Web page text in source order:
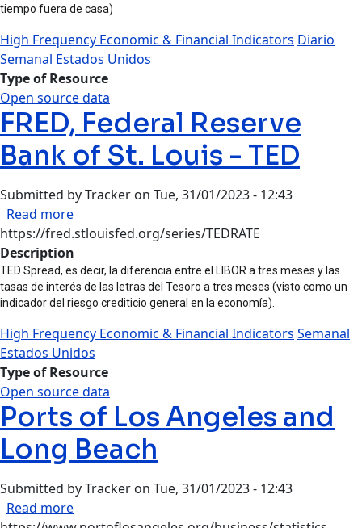
tiempo fuera de casa)
High Frequency Economic & Financial Indicators Diario
Semanal Estados Unidos
Type of Resource
Open source data
FRED, Federal Reserve
Bank of St. Louis - TED
Submitted byTracker on Tue, 31/01/2023 - 12:43
Read moreabout FRED, Federal Reserve Bank of St. Louis -
https://fred.stlouisfed.org/series/TEDRATE
Description
TED Spread, es decir, la diferencia entre el LIBOR a tres meses y las
tasas de interés de las letras del Tesoro a tres meses (visto como un
indicador del riesgo crediticio general en la economía).
High Frequency Economic & Financial Indicators Semanal
Estados Unidos
Type of Resource
Open source data
Ports of Los Angeles and
Long Beach
Submitted byTracker on Tue, 31/01/2023 - 12:43
Read moreabout Ports of Los Angeles and Long Beach